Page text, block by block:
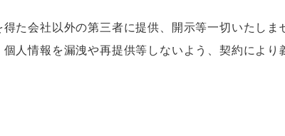
た会社以外の第三者に提供、開示等一切いたしま
人情報を漏洩や再提供等しないよう、契約により